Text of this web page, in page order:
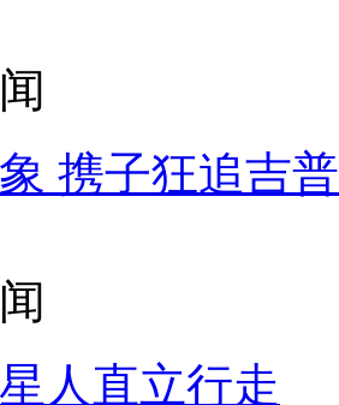
携子狂追吉
人直立行走